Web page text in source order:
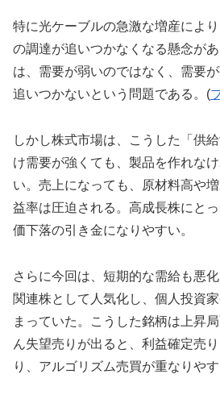
特に光ケーブルの急激な増産によ
の調達が追いつかなくなる懸念が
は、需要が弱いのではなく、需要
追いつかないという問題である。(
しかし株式市場は、こうした「供
け需要が強くても、製品を作れな
い。売上になっても、原材料高や
益率は圧迫される。高成長株にと
価下落の引き金になりやすい。
さらに今回は、短期的な需給も悪
関連株として人気化し、個人投資
まっていた。こうした銘柄は上昇
ん失望売りが出ると、利益確定売
り、アルゴリズム売買が重なりやす